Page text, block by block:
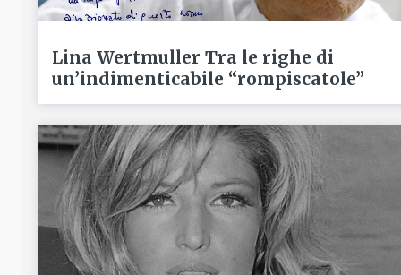
Lina Wertmuller Tra le righe di
un’indimenticabile “rompiscatole”